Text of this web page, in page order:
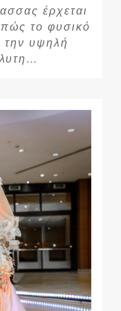
έρχεται
το φυσικό
την υψηλή